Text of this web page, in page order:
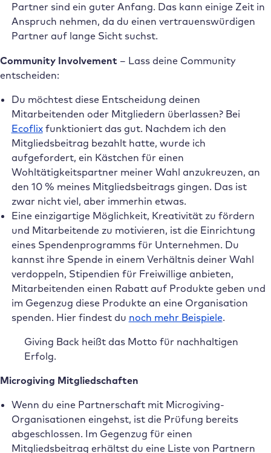
Partner sind ein guter Anfang. Das kann einige Zeit in
Anspruch nehmen, da du einen vertrauenswürdigen
Partner auf lange Sicht suchst.
Community Involvement – Lass deine Community
entscheiden:
Du möchtest diese Entscheidung deinen
Mitarbeitenden oder Mitgliedern überlassen? Bei
Ecoflixfunktioniert das gut. Nachdem ich den
Mitgliedsbeitrag bezahlt hatte, wurde ich
aufgefordert, ein Kästchen für einen
Wohltätigkeitspartner meiner Wahl anzukreuzen, an
den 10 % meines Mitgliedsbeitrags gingen. Das ist
zwar nicht viel, aber immerhin etwas.
Eine einzigartige Möglichkeit, Kreativität zu fördern
und Mitarbeitende zu motivieren, ist die Einrichtung
eines Spendenprogramms für Unternehmen. Du
kannst ihre Spende in einem Verhältnis deiner Wahl
verdoppeln, Stipendien für Freiwillige anbieten,
Mitarbeitenden einen Rabatt auf Produkte geben und
im Gegenzug diese Produkte an eine Organisation
spenden. Hier findest du noch mehr Beispiele.
Giving Back heißt das Motto für nachhaltigen
Erfolg.
Microgiving Mitgliedschaften
Wenn du eine Partnerschaft mit Microgiving-
Organisationen eingehst, ist die Prüfung bereits
abgeschlossen. Im Gegenzug für einen
Mitgliedsbeitrag erhältst du eine Liste von Partnern